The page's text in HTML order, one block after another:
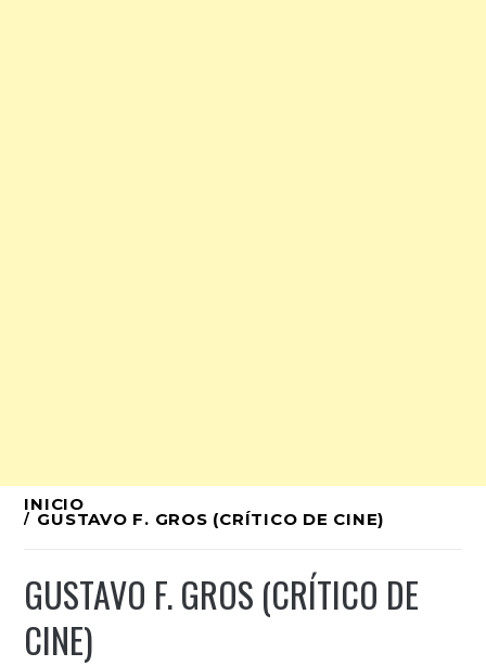
Ir
INICIO
GUSTAVO F. GROS (CRÍTICO DE CINE)
GUSTAVO F. GROS (CRÍTICO DE
CINE)